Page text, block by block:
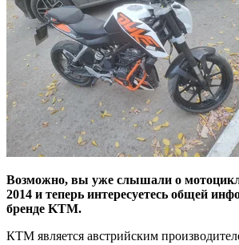
Возможно, вы уже слышали о
2014 и теперь интересуетесь общей
бренде KTM.
КTM является австрийским